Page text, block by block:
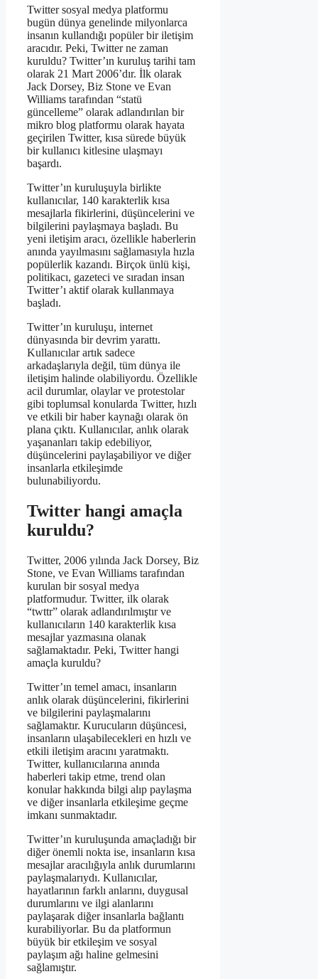
Twitter sosyal medya platformu
bugün dünya genelinde milyonlarca
insanın kullandığı popüler bir iletişim
aracıdır. Peki, Twitter ne zaman
kuruldu? Twitter’ın kuruluş tarihi tam
olarak 21 Mart 2006’dır. İlk olarak
Jack Dorsey, Biz Stone ve Evan
Williams tarafından “statü
güncelleme” olarak adlandırılan bir
mikro blog platformu olarak hayata
geçirilen Twitter, kısa sürede büyük
bir kullanıcı kitlesine ulaşmayı
başardı.
Twitter’ın kuruluşuyla birlikte
kullanıcılar, 140 karakterlik kısa
mesajlarla fikirlerini, düşüncelerini ve
bilgilerini paylaşmaya başladı. Bu
yeni iletişim aracı, özellikle haberlerin
anında yayılmasını sağlamasıyla hızla
popülerlik kazandı. Birçok ünlü kişi,
politikacı, gazeteci ve sıradan insan
Twitter’ı aktif olarak kullanmaya
başladı.
Twitter’ın kuruluşu, internet
dünyasında bir devrim yarattı.
Kullanıcılar artık sadece
arkadaşlarıyla değil, tüm dünya ile
iletişim halinde olabiliyordu. Özellikle
acil durumlar, olaylar ve protestolar
gibi toplumsal konularda Twitter, hızlı
ve etkili bir haber kaynağı olarak ön
plana çıktı. Kullanıcılar, anlık olarak
yaşananları takip edebiliyor,
düşüncelerini paylaşabiliyor ve diğer
insanlarla etkileşimde
bulunabiliyordu.
Twitter hangi amaçla
kuruldu?
Twitter, 2006 yılında Jack Dorsey, Biz
Stone, ve Evan Williams tarafından
kurulan bir sosyal medya
platformudur. Twitter, ilk olarak
“twttr” olarak adlandırılmıştır ve
kullanıcıların 140 karakterlik kısa
mesajlar yazmasına olanak
sağlamaktadır. Peki, Twitter hangi
amaçla kuruldu?
Twitter’ın temel amacı, insanların
anlık olarak düşüncelerini, fikirlerini
ve bilgilerini paylaşmalarını
sağlamaktır. Kurucuların düşüncesi,
insanların ulaşabilecekleri en hızlı ve
etkili iletişim aracını yaratmaktı.
Twitter, kullanıcılarına anında
haberleri takip etme, trend olan
konular hakkında bilgi alıp paylaşma
ve diğer insanlarla etkileşime geçme
imkanı sunmaktadır.
Twitter’ın kuruluşunda amaçladığı bir
diğer önemli nokta ise, insanların kısa
mesajlar aracılığıyla anlık durumlarını
paylaşmalarıydı. Kullanıcılar,
hayatlarının farklı anlarını, duygusal
durumlarını ve ilgi alanlarını
paylaşarak diğer insanlarla bağlantı
kurabiliyorlar. Bu da platformun
büyük bir etkileşim ve sosyal
paylaşım ağı haline gelmesini
sağlamıştır.